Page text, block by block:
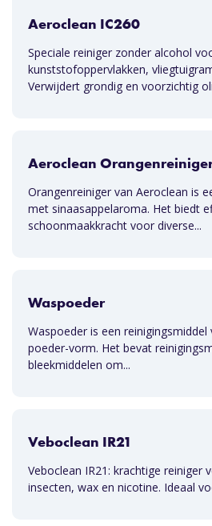
Aeroclean IC260
Speciale reiniger zonder alcohol
kunststofoppervlakken,
Verwijdert grondig en voorzichtig
Aeroclean
Orangenreiniger van Aeroclean is
met sinaasappelaroma. Het biedt
schoonmaakkracht voor diverse...
Waspoeder
Waspoeder is een reinigingsmiddel
poeder-vorm. Het bevat
bleekmiddelen om...
Veboclean IR21
Veboclean IR21: krachtige reiniger
insecten, wax en nicotine. Ideaal